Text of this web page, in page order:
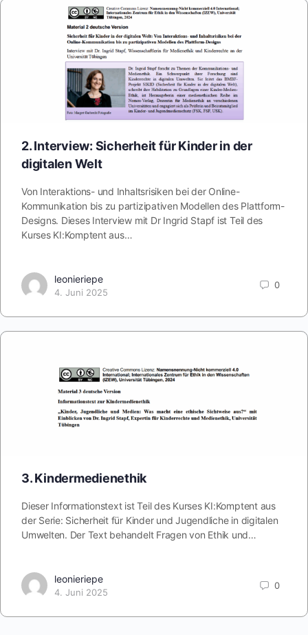
2. Interview: Sicherheit für Kinder in der
digitalen Welt
Von Interaktions- und Inhaltsrisiken bei der Online-
Kommunikation bis zu partizipativen Modellen des Plattform-
Designs. Dieses Interview mit Dr Ingrid Stapf ist Teil des
Kurses KI:Komptent aus…
leonieriepe
4. Juni 2025
0
3. Kindermedienethik
Dieser Informationstext ist Teil des Kurses KI:Komptent aus
der Serie: Sicherheit für Kinder und Jugendliche in digitalen
Umwelten. Der Text behandelt Fragen von Ethik und…
leonieriepe
4. Juni 2025
0